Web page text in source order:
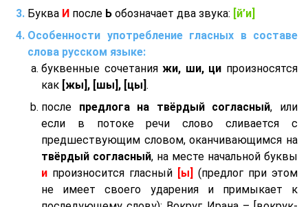
Буква И после Ь обозначает два звука: [й’и]
Особенности употребление гласных в составе
слова русском языке:
буквенные сочетанияжи, ши, ци произносятся
как [жы], [шы], [цы] .
после предлога на твёрдый согласный, или
если в потоке речи слово сливается с
предшествующим словом, оканчивающимся на
твёрдый согласный, на месте начальной буквы
и произносится гласный [ы]
(предлог при этом
не имеет своего ударения и примыкает к